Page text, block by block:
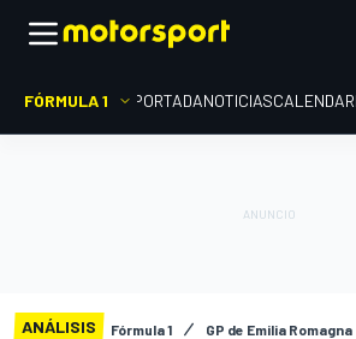
FÓRMULA 1 PORTADANOTICIAS
ANÁLISIS Fórmula 1 GP de Emilia Romagna